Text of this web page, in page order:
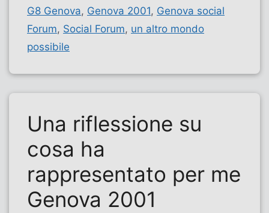
G8 Genova, Genova 2001, Genova social
Forum, Social Forum, un altro mondo
possibile
Una riflessione su
cosa ha
rappresentato per me
Genova 2001